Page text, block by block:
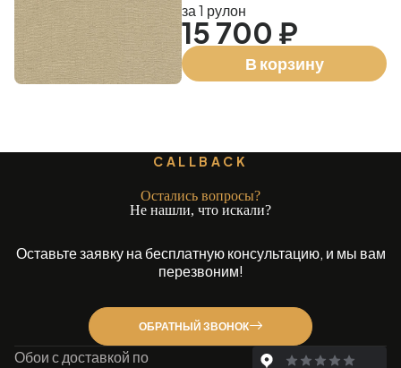
за 1 рулон
15 700 ₽
В корзину
CALLBACK
Остались вопросы?
Не нашли, что искали?
Оставьте заявку на бесплатную консультацию, и мы вам
перезвоним!
ОБРАТНЫЙ ЗВОНОК
Обои с доставкой по